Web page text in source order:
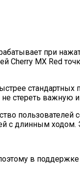
при
Cherry MX Red
стереть
длинным ходом.
в